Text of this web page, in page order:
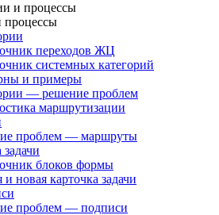
и процессы
процессы
переходов ЖЦ
системных категорий
и примеры
— решение проблем
маршрутизации
проблем — маршруты
блоков формы
и новая карточка задачи
проблем — подписи